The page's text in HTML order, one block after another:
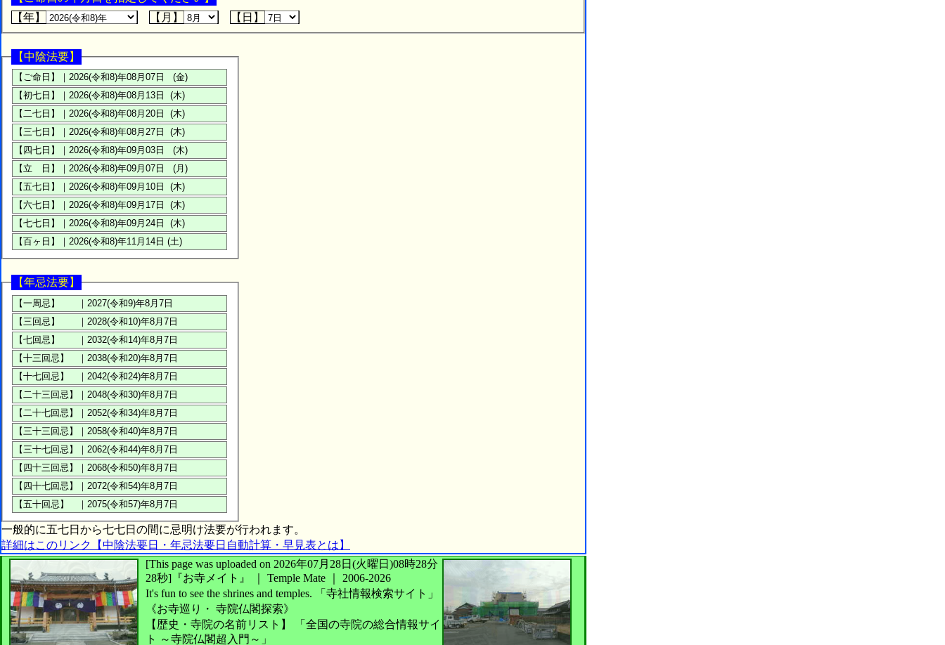
【年】
【月】 【日】
【中陰法要】
【年忌法要】
一般的に五七日から七七日の間に忌明け法要が行われます。
詳細はこのリンク【中陰法要日・年忌法要日自動計算・早見表とは】
[This page was uploaded on 2026年07月28日(火曜日)08時28分
28秒] 『お寺メイト』 ｜ Temple Mate
2006-2026
It's fun to see the shrines and temples.
「寺社情報検索サイト」
《お寺巡り・ 寺院仏閣探索》
【歴史・寺院の名前リスト】
「全国の寺院の総合情報サイ
ト ～寺院仏閣超入門～」